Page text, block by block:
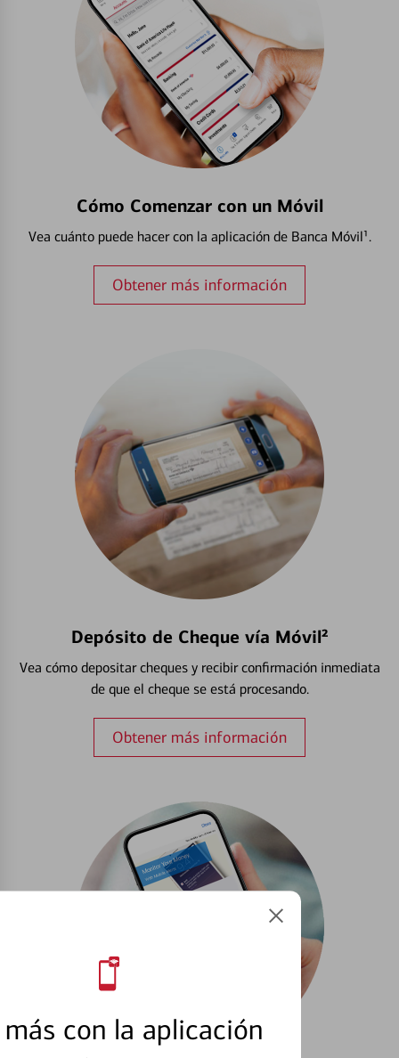
con la aplicación
Cómo Comenzar con un Móvil
Vea cuánto puede hacer con la aplicación de Banca Móvil¹.
Obtener más información
Depósito de Cheque vía Móvil²
Vea cómo depositar cheques y recibir confirmación inmediata
de que el cheque se está procesando.
Obtener más información